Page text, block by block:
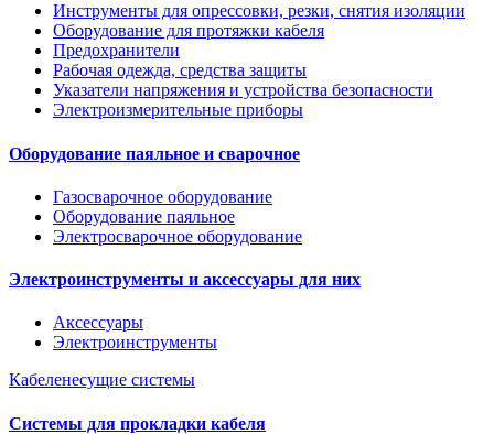
Инструменты для опрессовки, резки, снятия изоляции
Оборудование для протяжки кабеля
Предохранители
Рабочая одежда, средства защиты
Указатели напряжения и устройства безопасности
Электроизмерительные приборы
Оборудование паяльное и сварочное
Газосварочное оборудование
Оборудование паяльное
Электросварочное оборудование
Электроинструменты и аксессуары для них
Аксессуары
Электроинструменты
Кабеленесущие системы
Системы для прокладки кабеля